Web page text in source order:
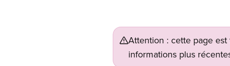
Attention : cette page
informations plus